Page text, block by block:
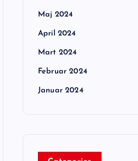
Maj 2024
April 2024
Mart 2024
Februar 2024
Januar 2024